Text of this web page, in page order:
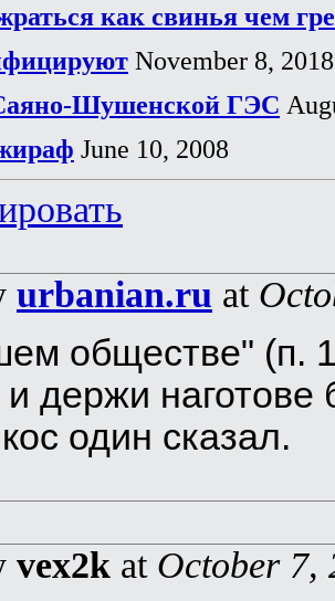
как свинья чем
November 8, 2018
Шушенской ГЭС
June 10, 2008
urbanian.ru at
обществе" (п.
держи
один сказал.
vex2k at October 7,